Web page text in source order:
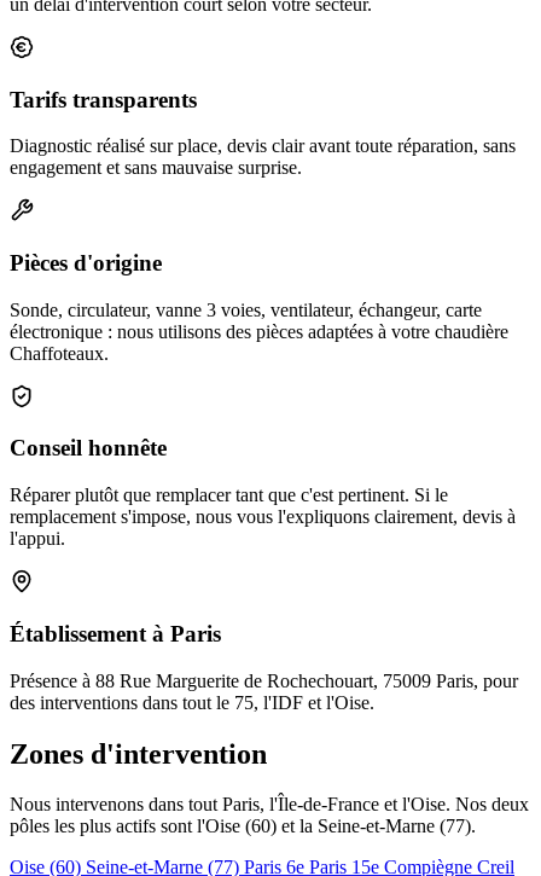
Tarifs transparents
Diagnostic réalisé sur place, devis clair avant toute réparation, sans
engagement et sans mauvaise surprise.
Pièces d'origine
Sonde, circulateur, vanne 3 voies, ventilateur, échangeur, carte
électronique : nous utilisons des pièces adaptées à votre chaudière
Chaffoteaux.
Conseil honnête
Réparer plutôt que remplacer tant que c'est pertinent. Si le
remplacement s'impose, nous vous l'expliquons clairement, devis à
l'appui.
Établissement à Paris
Présence à 88 Rue Marguerite de Rochechouart, 75009 Paris, pour
des interventions dans tout le 75, l'IDF et l'Oise.
Zones d'intervention
Nous intervenons dans tout Paris, l'Île-de-France et l'Oise. Nos deux
pôles les plus actifs sont l'Oise (60) et la Seine-et-Marne (77).
Oise (60) Seine-et-Marne (77) Paris 6e Paris 15e Compiègne Creil